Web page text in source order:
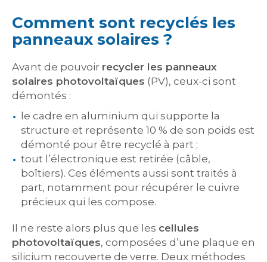
Comment sont recyclés les
panneaux solaires ?
Avant de pouvoir recycler les panneaux
solaires photovoltaïques (PV), ceux-ci sont
démontés :
le cadre en aluminium qui supporte la
structure et représente 10 % de son poids est
démonté pour être recyclé à part ;
tout l’électronique est retirée (câble,
boîtiers). Ces éléments aussi sont traités à
part, notamment pour récupérer le cuivre
précieux qui les compose.
Il ne reste alors plus que les cellules
photovoltaïques, composées d’une plaque en
silicium recouverte de verre. Deux méthodes